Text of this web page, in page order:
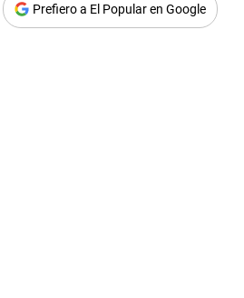
Prefiero a El Popular en Google